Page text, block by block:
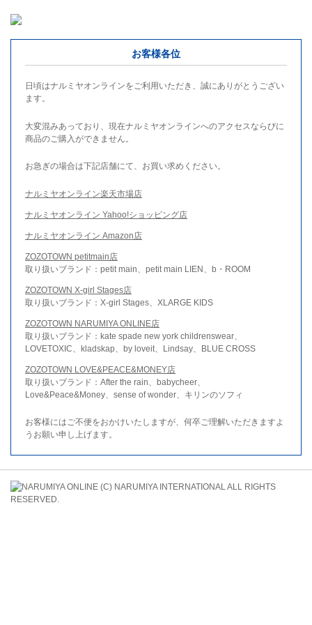
お客様各位
日頃はナルミヤオンラインをご利用いただき、誠にありがとうござい
ます。
大変混みあっており、現在ナルミヤオンラインへのアクセスならびに
商品のご購入ができません。
お急ぎの場合は下記店舗にて、お買い求めください。
ナルミヤオンライン楽天市場店
ナルミヤオンライン Yahoo!ショッピング店
ナルミヤオンライン Amazon店
ZOZOTOWN petitmain店
取り扱いブランド：petit main、petit main LIEN、b・ROOM
ZOZOTOWN X-girl Stages店
取り扱いブランド：X-girl Stages、XLARGE KIDS
ZOZOTOWN NARUMIYA ONLINE店
取り扱いブランド：kate spade new york childrenswear、
LOVETOXIC、kladskap、by loveit、Lindsay、BLUE CROSS
ZOZOTOWN LOVE&PEACE&MONEY店
取り扱いブランド：After the rain、babycheer、
Love&Peace&Money、sense of wonder、キリンのソフィ
お客様にはご不便をおかけいたしますが、何卒ご理解いただきますよ
うお願い申し上げます。